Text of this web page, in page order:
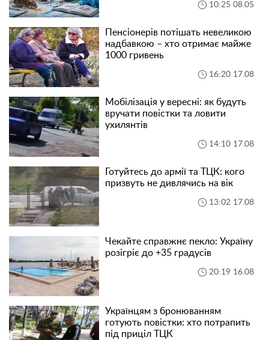
10:25 08.05
Пенсіонерів потішать невеликою
надбавкою – хто отримає майже
1000 гривень
16:20 17.08
Мобілізація у вересні: як будуть
вручати повістки та ловити
ухилянтів
14:10 17.08
Готуйтесь до армії та ТЦК: кого
призвуть не дивлячись на вік
13:02 17.08
Чекайте справжнє пекло: Україну
розігріє до +35 градусів
20:19 16.08
Українцям з бронюванням
готують повістки: хто потрапить
під приціл ТЦК